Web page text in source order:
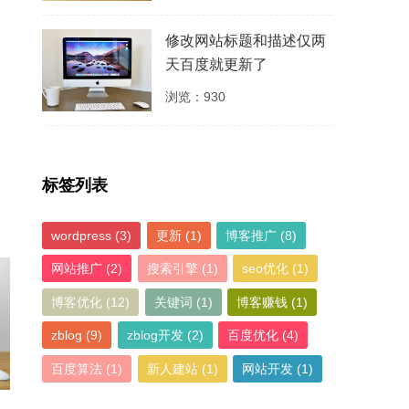
修改网站标题和描述仅两
天百度就更新了
浏览：930
标签列表
wordpress (3) 更新(1) 博客推广 (8)
网站推广 (2) 搜索引擎 (1) seo优化 (1)
博客优化 (12) 关键词 (1) 博客赚钱 (1)
zblog (9) zblog开发(2) 百度优化 (4)
百度算法 (1) 新人建站(1) 网站开发 (1)